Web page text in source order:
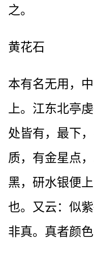
之。
黄花石
本有名无用，
上。江东北亭
处皆有，最下
质，有金星点
黑，研水银便
也。又云：似
非真。真者颜色